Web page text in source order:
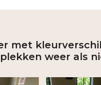
met
weer als